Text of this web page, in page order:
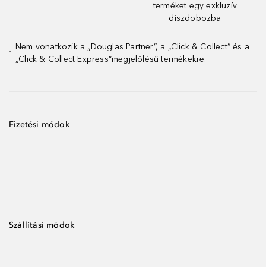
terméket egy exkluzív
díszdobozba
1
Nem vonatkozik a „Douglas Partner”, a „Click & Collect” és a
„Click & Collect Express”megjelölésű termékekre.
Fizetési módok
Szállítási módok